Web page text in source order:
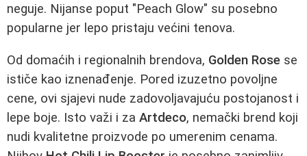
neguje. Nijanse poput "Peach Glow" su posebno
popularne jer lepo pristaju većini tenova.
Od domaćih i regionalnih brendova, Golden Rose se
ističe kao iznenađenje. Pored izuzetno povoljne
cene, ovi sjajevi nude zadovoljavajuću postojanost i
lepe boje. Isto važi i za Artdeco, nemački brend koji
nudi kvalitetne proizvode po umerenim cenama.